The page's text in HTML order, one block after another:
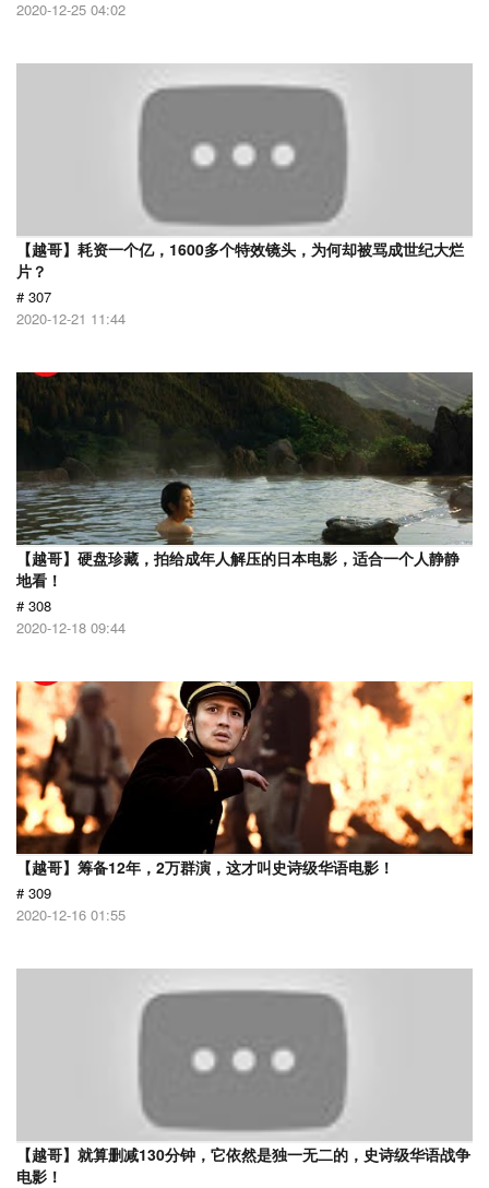
2020-12-25 04:02
【越哥】耗资一个亿，1600多个特效镜头，为何却被骂成世纪大烂
片？
# 307
2020-12-21 11:44
【越哥】硬盘珍藏，拍给成年人解压的日本电影，适合一个人静静
地看！
# 308
2020-12-18 09:44
【越哥】筹备12年，2万群演，这才叫史诗级华语电影！
# 309
2020-12-16 01:55
【越哥】就算删减130分钟，它依然是独一无二的，史诗级华语战争
电影！